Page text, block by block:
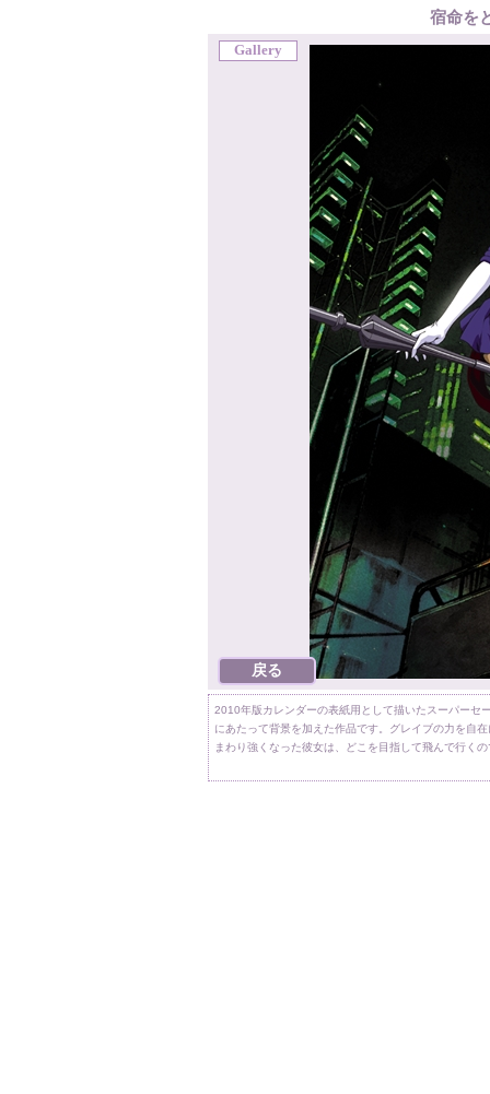
宿命を
Gallery
2010年版カレンダーの表紙用として描いたスーパーセ
にあたって背景を加えた作品です。グレイブの力を自
まわり強くなった彼女は、どこを目指して飛んで行く